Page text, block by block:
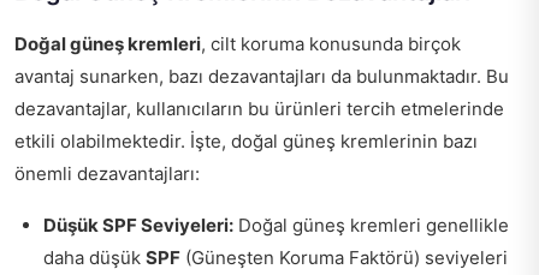
Doğal güneş kremleri, cilt koruma konusunda birçok
avantaj sunarken, bazı dezavantajları da bulunmaktadır. Bu
dezavantajlar, kullanıcıların bu ürünleri tercih etmelerinde
etkili olabilmektedir. İşte, doğal güneş kremlerinin bazı
önemli dezavantajları:
Düşük SPF Seviyeleri: Doğal güneş kremleri genellikle
daha düşük SPF (Güneşten Koruma Faktörü) seviyeleri